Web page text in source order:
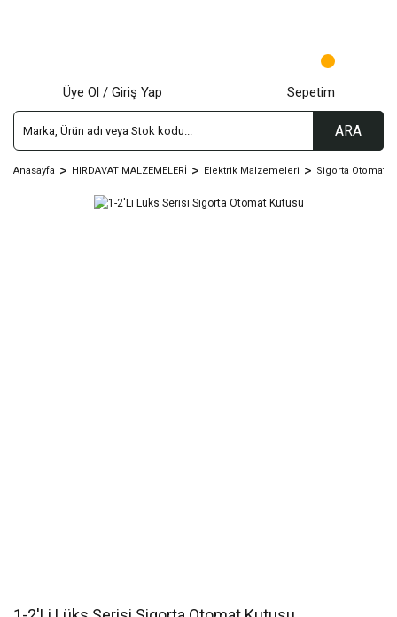
ARA
Üye Ol / Giriş Yap Sepetim
Anasayfa HIRDAVAT MALZEMELERİ Elektrik Malzemeleri Sigorta Otomat